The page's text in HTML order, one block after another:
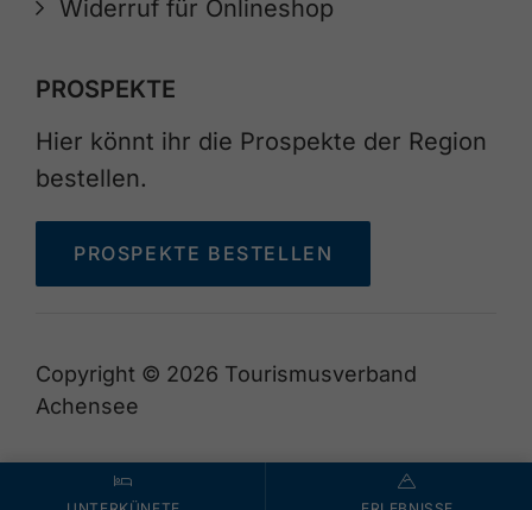
Widerruf für Onlineshop
PROSPEKTE
Hier könnt ihr die Prospekte der Region
bestellen.
PROSPEKTE BESTELLEN
Copyright © 2026 Tourismusverband
Achensee